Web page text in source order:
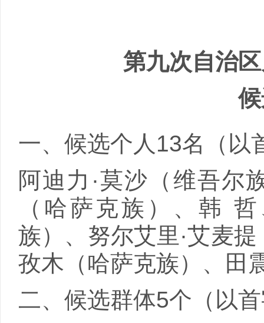
第九次自治
一、候选个人 13名（以
阿迪力·莫沙（维吾尔
（哈萨克族）、韩
族）、努尔艾里·艾麦
孜木（哈萨克族）、田
二、候选群体5个（以